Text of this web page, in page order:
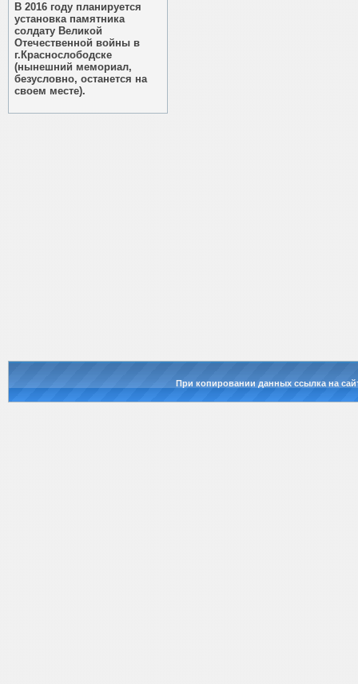
В 2016 году планируется
установка памятника
солдату Великой
Отечественной войны в
г.Краснослободске
(нынешний мемориал,
безусловно, останется на
своем месте).
При копировании данных ссылка на